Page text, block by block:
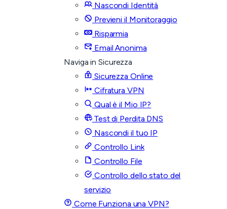
Nascondi Identità
Previeni il Monitoraggio
Risparmia
Email Anonima
Naviga in Sicurezza
Sicurezza Online
Cifratura VPN
Qual è il Mio IP?
Test di Perdita DNS
Nascondi il tuo IP
Controllo Link
Controllo File
Controllo dello stato del
servizio
Come Funziona una VPN?